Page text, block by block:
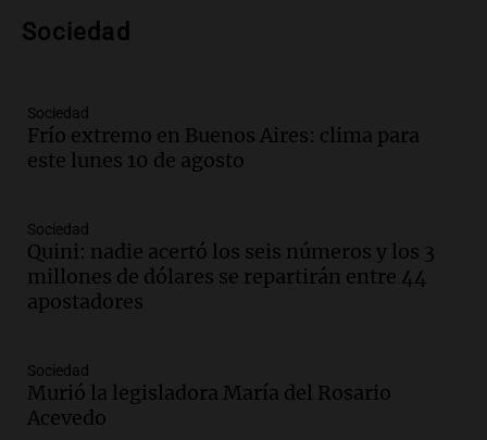
investigación internacional sobre asma
Episodios
Audio.Suspenden descuento en SUBE y
aumentan tarifas del SUBTE en Buenos
Episodios
Audio.Kicillof critica la desregulación
financiera y el aumento de la morosidad
Episodios
Audio.La UNT evalúa apelación ante la
Corte Suprema tras fallo que aparta a
Sociedad
Sociedad
Frío extremo en Buenos Aires: clima para
este lunes 10 de agosto
Sociedad
Quini: nadie acertó los seis números y los 3
millones de dólares se repartirán entre 44
apostadores
Sociedad
Murió la legisladora María del Rosario
Acevedo